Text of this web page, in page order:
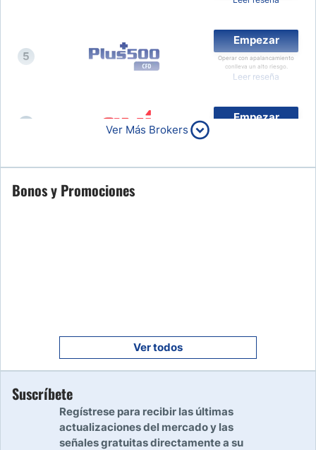
5
Empezar
Operar con apalancamiento
conlleva un alto riesgo.
Leer reseña
Empezar
7
Leer reseña
10
Ver Más Brokers
Bonos y Promociones
Ver todos
Suscríbete
Regístrese para recibir las últimas
actualizaciones del mercado y las
señales gratuitas directamente a su